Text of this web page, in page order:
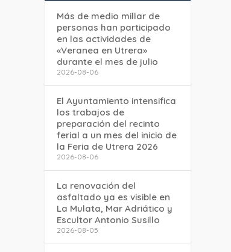
Más de medio millar de
personas han participado
en las actividades de
«Veranea en Utrera»
durante el mes de julio
2026-08-06
El Ayuntamiento intensifica
los trabajos de
preparación del recinto
ferial a un mes del inicio de
la Feria de Utrera 2026
2026-08-06
La renovación del
asfaltado ya es visible en
La Mulata, Mar Adriático y
Escultor Antonio Susillo
2026-08-05